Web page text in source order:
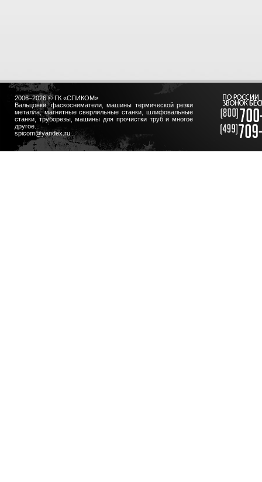
2006–2026 © ГК «СПИКОМ»
Вальцовки, фаскосниматели, машины термической резки
металла, магнитные сверлильные станки, шлифовальные
станки, труборезы, машины для прочистки труб и многое
другое...
spicom@yandex.ru